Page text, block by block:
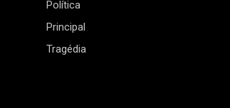
Política
Principal
Tragédia